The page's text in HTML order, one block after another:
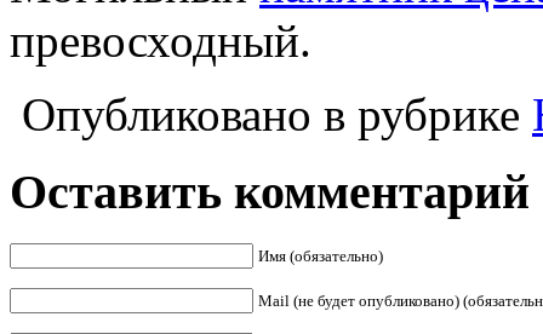
превосходный.
Опубликовано в рубрике
Оставить комментарий
Имя (обязательно)
Mail (не будет опубликовано)